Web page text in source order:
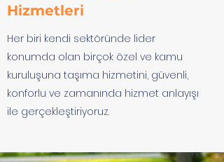
Hizmetleri
Her biri kendi sektöründe lider
konumda olan birçok özel ve kamu
kuruluşuna taşıma hizmetini, güvenli,
konforlu ve zamanında hizmet anlayışı
ile gerçekleştiriyoruz.